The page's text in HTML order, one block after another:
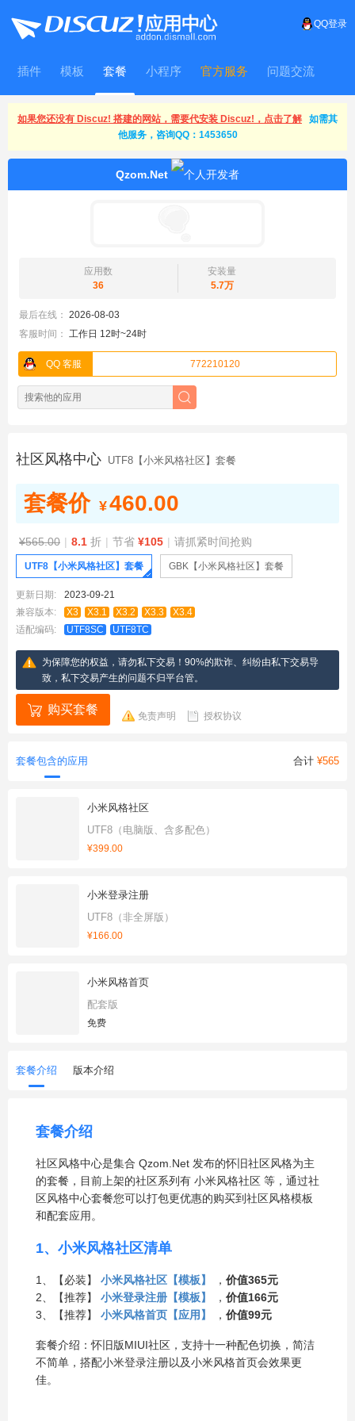
QQ登录
插件 模板 套餐 小程序 官方服务 问题交流
WitFrame
如果您还没有 Discuz! 搭建的网站，需要代安装 Discuz!，点击了解
如需其
他服务，咨询QQ：1453650
Qzom.Net
应用数
36
安装量
5.7万
最后在线： 2026-08-03
客服时间： 工作日 12时~24时
QQ 客服 772210120
社区风格中心 UTF8【小米风格社区】套餐
套餐价 ¥460.00
¥565.00 | 8.1 折 | 节省 ¥105 | 请抓紧时间抢购
UTF8【小米风格社区】套餐 GBK【小米风格社区】套餐
更新日期:
2023-09-21
兼容版本:
X3 X3.1 X3.2 X3.3
X3.4
适配编码:
UTF8SC UTF8TC
为保障您的权益，请勿私下交易！90%的欺诈、纠纷由私下交易导
致，私下交易产生的问题不归平台管。
购买套餐 免责声明 授权协议
套餐包含的应用 合计 ¥565
小米风格社区
UTF8（电脑版、含多配色）
¥399.00
小米登录注册
UTF8（非全屏版）
¥166.00
小米风格首页
配套版
免费
套餐介绍 版本介绍
套餐介绍
社区风格中心是集合 Qzom.Net 发布的怀旧社区风格为主
的套餐，目前上架的社区系列有 小米风格社区 等，通过社
区风格中心套餐您可以打包更优惠的购买到社区风格模板
和配套应用。
1、小米风格社区清单
1、【必装】 小米风格社区【模板】 ， 价值365元
2、【推荐】
小米登录注册【模板】 ， 价值166元
3、【推荐】
小米风格首页【应用】 ， 价值99元
套餐介绍：怀旧版MIUI社区，支持十一种配色切换，简洁
不简单，搭配小米登录注册以及小米风格首页会效果更
佳。